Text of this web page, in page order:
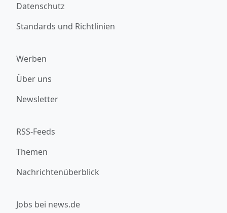
Datenschutz
Standards und Richtlinien
Werben
Über uns
Newsletter
RSS-Feeds
Themen
Nachrichtenüberblick
Jobs bei news.de